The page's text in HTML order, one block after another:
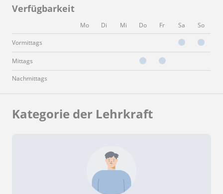
Verfügbarkeit
Mo Di Mi Do Fr Sa So
Vormittags
Mittags
Nachmittags
Kategorie der Lehrkraft